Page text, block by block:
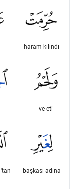
haram kılındı
ve eti
başkası adına